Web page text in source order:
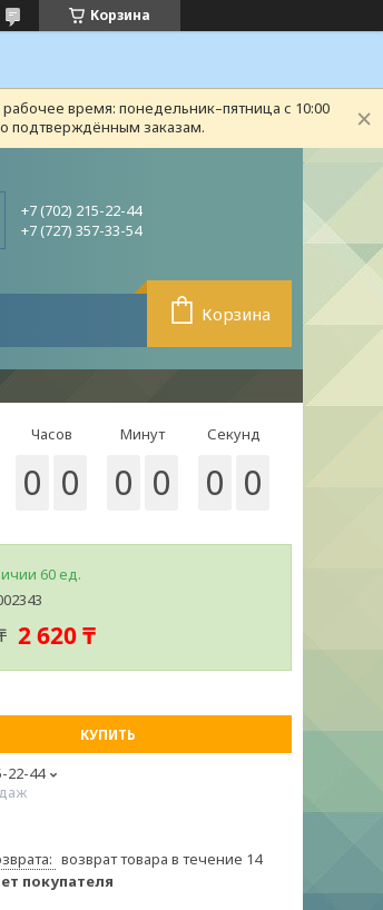
Корзина
время: понедельник–пятница с 10:00
подтверждённым заказам.
+7 (702) 215-22-44
+7 (727) 357-33-54
Корзина
Часов
0 0
Минут
0 0
Секунд
0 0
60 ед.
2 620 ₸
КУПИТЬ
22-44
возврат товара в течение 14
покупателя